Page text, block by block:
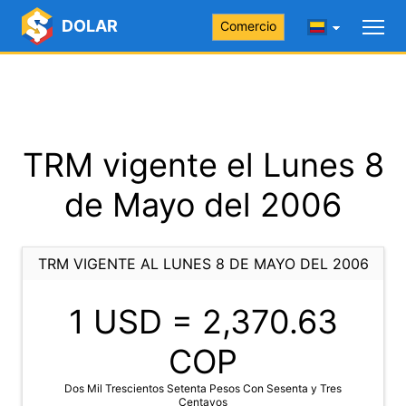
DOLAR Comercio
TRM vigente el Lunes 8
de Mayo del 2006
TRM VIGENTE AL LUNES 8 DE MAYO DEL 2006
1 USD = 2,370.63
COP
Dos Mil Trescientos Setenta Pesos Con Sesenta y Tres
Centavos